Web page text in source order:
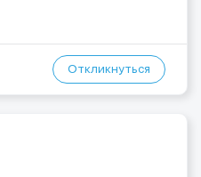
Откликнуться